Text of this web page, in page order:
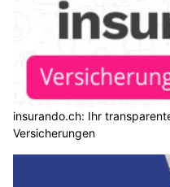
insurando.ch: Ihr
Versicherungen